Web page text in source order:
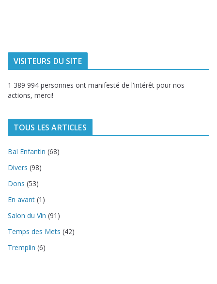
VISITEURS DU SITE
1 389 994 personnes ont manifesté de l'intérêt pour nos
actions, merci!
TOUS LES ARTICLES
Bal Enfantin (68)
Divers (98)
Dons (53)
En avant (1)
Salon du Vin (91)
Temps des Mets (42)
Tremplin (6)